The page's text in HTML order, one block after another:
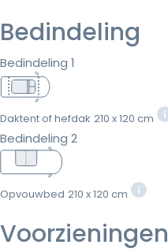
Bedindeling
Bedindeling 1
Daktent of hefdak 210 x 120 cm
Bedindeling 2
Opvouwbed 210 x 120 cm
Voorzieningen